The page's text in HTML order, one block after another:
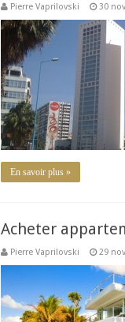
Pierre Vaprilovski 30
En savoir plus »
Acheter
Pierre Vaprilovski 29